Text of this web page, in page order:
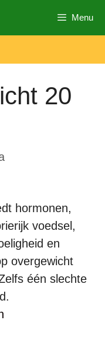
Menu
20
hormonen,
voedsel,
en
overgewicht
één slechte